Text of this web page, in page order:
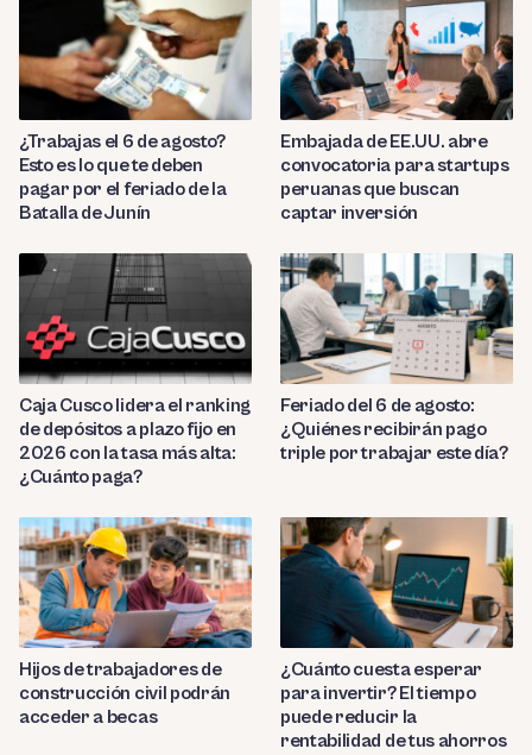
¿Trabajas el 6 de agosto?
Esto es lo que te deben
pagar por el feriado de la
Batalla de Junín
Embajada de EE.UU. abre
convocatoria para startups
peruanas que buscan
captar inversión
Caja Cusco lidera el ranking
de depósitos a plazo fijo en
2026 con la tasa más alta:
¿Cuánto paga?
Feriado del 6 de agosto:
¿Quiénes recibirán pago
triple por trabajar este día?
Hijos de trabajadores de
construcción civil podrán
acceder a becas
¿Cuánto cuesta esperar
para invertir? El tiempo
puede reducir la
rentabilidad de tus ahorros